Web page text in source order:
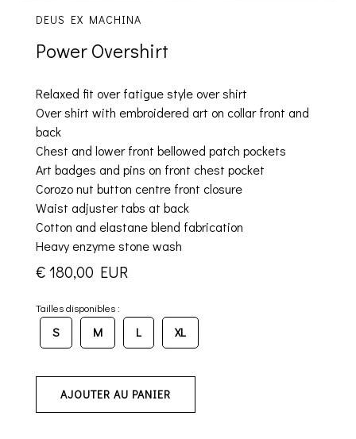
DEUS EX MACHINA
Power Overshirt
Relaxed fit over fatigue style over shirt
Over shirt with embroidered art on collar front and
back
Chest and lower front bellowed patch pockets
Art badges and pins on front chest pocket
Corozo nut button centre front closure
Waist adjuster tabs at back
Cotton and elastane blend fabrication
Heavy enzyme stone wash
€ 180,00 EUR
Tailles disponibles :
S M L XL
AJOUTER AU PANIER